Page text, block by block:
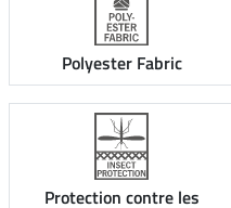
Polyester Fabric
Protection contre les